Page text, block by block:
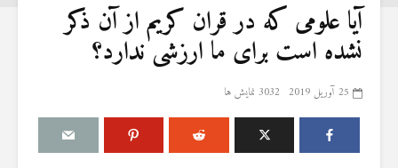
آیا علومی که در قران کریم از آن ذکر
نشده است برای ما ارزشی ندارد؟
25 آوریل 2019 3032 نمایش ها